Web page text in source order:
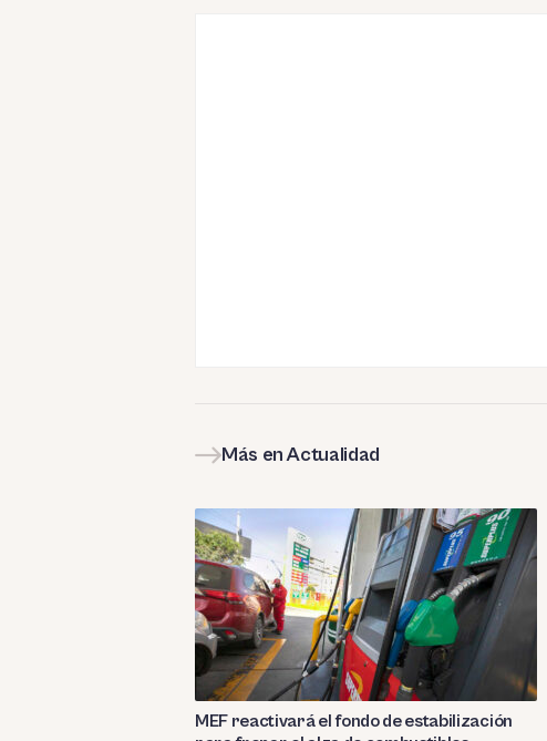
Más en Actualidad
MEF reactivará el fondo de estabilización